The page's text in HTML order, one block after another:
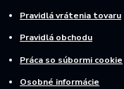
Pravidlá vrátenia tovaru
Pravidlá obchodu
Práca so súbormi cookie
Osobné informácie